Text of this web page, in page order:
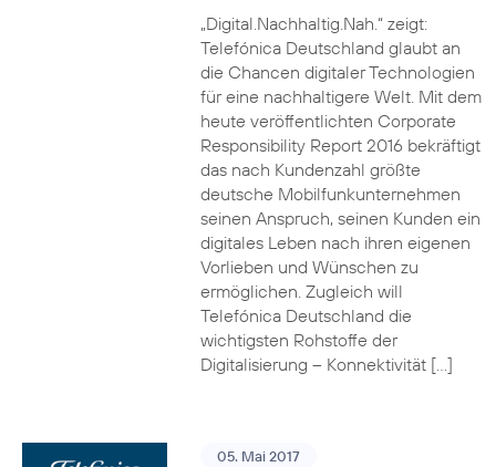
„Digital.Nachhaltig.Nah.“ zeigt:
Telefónica Deutschland glaubt an
die Chancen digitaler Technologien
für eine nachhaltigere Welt. Mit dem
heute veröffentlichten Corporate
Responsibility Report 2016 bekräftigt
das nach Kundenzahl größte
deutsche Mobilfunkunternehmen
seinen Anspruch, seinen Kunden ein
digitales Leben nach ihren eigenen
Vorlieben und Wünschen zu
ermöglichen. Zugleich will
Telefónica Deutschland die
wichtigsten Rohstoffe der
Digitalisierung – Konnektivität […]
05. Mai 2017